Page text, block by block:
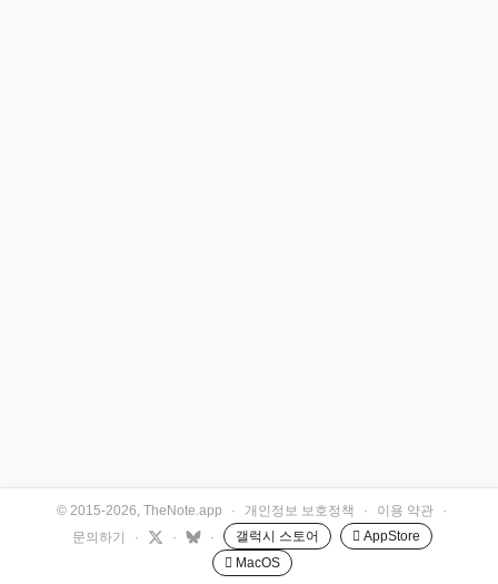
© 2015-2026, TheNote.app · 개인정보 보호정책 · 이용 약관
·
문의하기
· · · 갤럭시 스토어
 AppStore
 MacOS